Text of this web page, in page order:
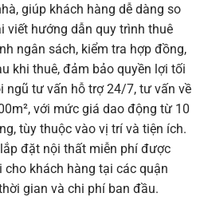
giúp khách hàng dễ dàng so
viết hướng dẫn quy trình thuê
ngân sách, kiểm tra hợp đồng,
khi thuê, đảm bảo quyền lợi tối
ngũ tư vấn hỗ trợ 24/7, tư vấn về
với mức giá dao động từ 10
tùy thuộc vào vị trí và tiện ích.
đặt nội thất miễn phí được
khách hàng tại các quận
gian và chi phí ban đầu.